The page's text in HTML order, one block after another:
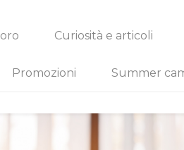
Curiosità e articoli
Promozioni Summer